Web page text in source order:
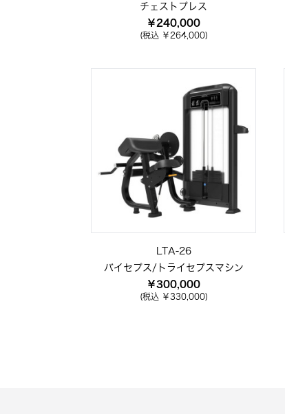
チェストプレス
￥240,000
(税込 ￥264,000)
LTA-26
バイセプス/トライセプスマシン
￥300,000
(税込 ￥330,000)